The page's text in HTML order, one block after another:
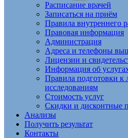
Расписание врачей
Записаться на приём
Правила внутреннего
Правовая информация
Администрация
Адреса и телефоны
Лицензии и
Информация об
Правила подготовки к
исследованиям
Стоимость услуг
Скидки и дисконтные
Анализы
Получить результат
Контакты